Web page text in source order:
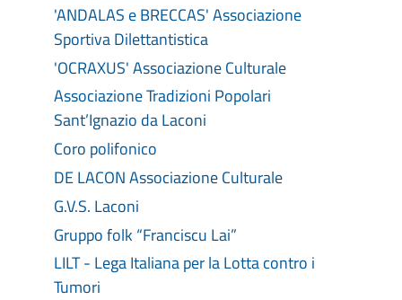
'ANDALAS e BRECCAS' Associazione
Sportiva Dilettantistica
'OCRAXUS' Associazione Culturale
Associazione Tradizioni Popolari
Sant’Ignazio da Laconi
Coro polifonico
DE LACON Associazione Culturale
G.V.S. Laconi
Gruppo folk “Franciscu Lai”
LILT - Lega Italiana per la Lotta contro i
Tumori